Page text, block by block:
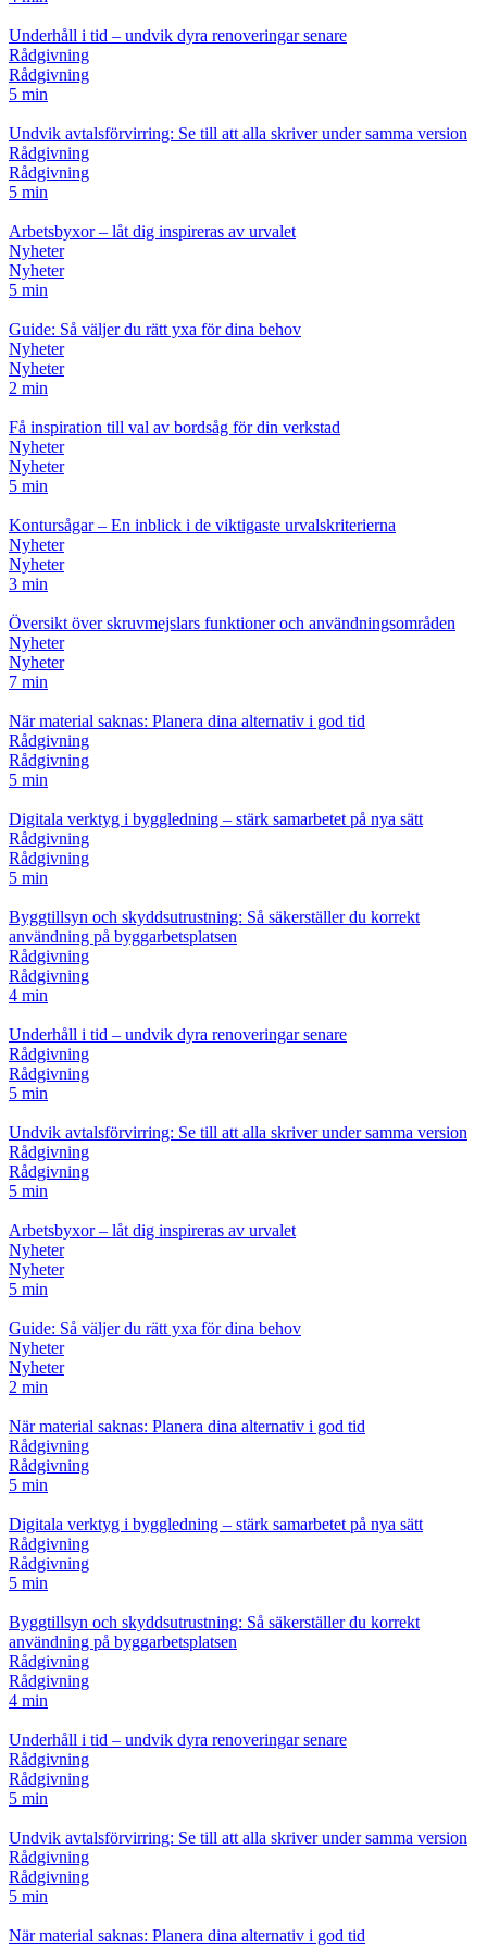
Underhåll i tid – undvik dyra renoveringar senare
Rådgivning
Rådgivning
5 min
Undvik avtalsförvirring: Se till att alla skriver under samma version
Rådgivning
Rådgivning
5 min
Arbetsbyxor – låt dig inspireras av urvalet
Nyheter
Nyheter
5 min
Guide: Så väljer du rätt yxa för dina behov
Nyheter
Nyheter
2 min
Få inspiration till val av bordsåg för din verkstad
Nyheter
Nyheter
5 min
Kontursågar – En inblick i de viktigaste urvalskriterierna
Nyheter
Nyheter
3 min
Översikt över skruvmejslars funktioner och användningsområden
Nyheter
Nyheter
7 min
När material saknas: Planera dina alternativ i god tid
Rådgivning
Rådgivning
5 min
Digitala verktyg i byggledning – stärk samarbetet på nya sätt
Rådgivning
Rådgivning
5 min
Byggtillsyn och skyddsutrustning: Så säkerställer du korrekt
användning på byggarbetsplatsen
Rådgivning
Rådgivning
4 min
Underhåll i tid – undvik dyra renoveringar senare
Rådgivning
Rådgivning
5 min
Undvik avtalsförvirring: Se till att alla skriver under samma version
Rådgivning
Rådgivning
5 min
Arbetsbyxor – låt dig inspireras av urvalet
Nyheter
Nyheter
5 min
Guide: Så väljer du rätt yxa för dina behov
Nyheter
Nyheter
2 min
När material saknas: Planera dina alternativ i god tid
Rådgivning
Rådgivning
5 min
Digitala verktyg i byggledning – stärk samarbetet på nya sätt
Rådgivning
Rådgivning
5 min
Byggtillsyn och skyddsutrustning: Så säkerställer du korrekt
användning på byggarbetsplatsen
Rådgivning
Rådgivning
4 min
Underhåll i tid – undvik dyra renoveringar senare
Rådgivning
Rådgivning
5 min
Undvik avtalsförvirring: Se till att alla skriver under samma version
Rådgivning
Rådgivning
5 min
När material saknas: Planera dina alternativ i god tid